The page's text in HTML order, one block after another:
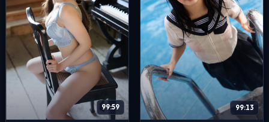
99:59 99:13